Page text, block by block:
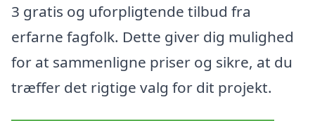
3 gratis og uforpligtende tilbud fra
erfarne fagfolk. Dette giver dig mulighed
for at sammenligne priser og sikre, at du
træffer det rigtige valg for dit projekt.